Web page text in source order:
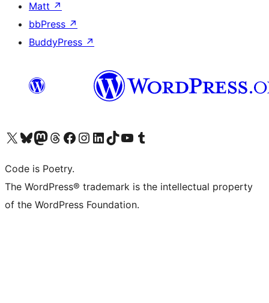
Matt ↗
bbPress ↗
BuddyPress ↗
Visit our X (formerly Twitter) account
ഞങ്ങളുടെ ബ്ലൂസ്കൈ അക്കൗണ്ട് സന്ദർശിക്കുക
Visit our Mastodon account
ഞങ്ങളുടെ ത്രെഡ്സ് അക്കൗണ്ട് സന്ദർശിക്കുക
Visit our Facebook page
Visit our Instagram account
Visit our LinkedIn account
ഞങ്ങളുടെ ടിക് ടോക് അക്കൗണ്ട് സന്ദർശിക്കുക
Visit our YouTube channel
ഞങ്ങളുടെ ടംബ്ലർ അക്കൗണ്ട് സന്ദർശിക്കുക
Code is Poetry.
The WordPress® trademark is the intellectual property
of the WordPress Foundation.